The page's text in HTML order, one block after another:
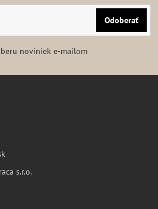
Odoberať
noviniek e-mailom
s.r.o.